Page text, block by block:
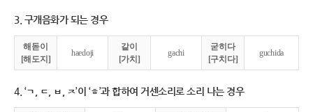
3. 구개음화가 되는 경우
해돋이
[해도지]
haedoji
같이
[가치]
gachi
굳히다
[구치다]
guchida
4. ‘ㄱ, ㄷ, ㅂ, ㅈ’이 ‘ㅎ’과 합하여 거센소리로 소리 나는 경우